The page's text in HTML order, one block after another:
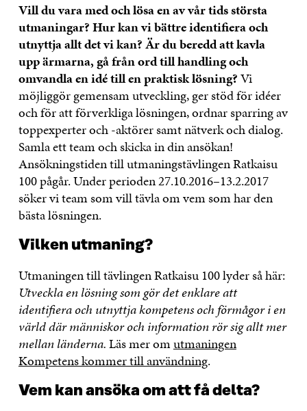
Vill du vara med och lösa en av vår tids största
utmaningar? Hur kan vi bättre identifiera och
utnyttja allt det vi kan? Är du beredd att kavla
upp ärmarna, gå från ord till handling och
omvandla en idé till en praktisk lösning?Vi
möjliggör gemensam utveckling, ger stöd för idéer
och för att förverkliga lösningen, ordnar sparring av
toppexperter och -aktörer samt nätverk och dialog.
Samla ett team och skicka in din ansökan!
Ansökningstiden till utmaningstävlingen Ratkaisu
100 pågår. Under perioden 27.10.2016–13.2.2017
söker vi team som vill tävla om vem som har den
bästa lösningen.
Vilken utmaning?
Utmaningen till tävlingen Ratkaisu 100 lyder så här:
Utveckla en lösning som gör det enklare att
identifiera och utnyttja kompetens och förmågor i en
värld där människor och information rör sig allt mer
mellan länderna.Läs mer omutmaningen
Kompetens kommer till användning.
Vem kan ansöka om att få delta?